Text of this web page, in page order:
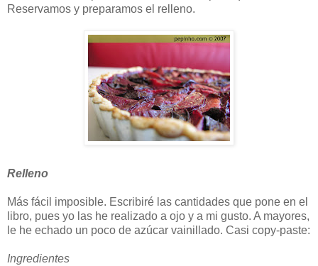
Reservamos y preparamos el relleno.
Relleno
Más fácil imposible. Escribiré las cantidades que pone en el
libro, pues yo las he realizado a ojo y a mi gusto. A mayores,
le he echado un poco de azúcar vainillado. Casi copy-paste:
Ingredientes